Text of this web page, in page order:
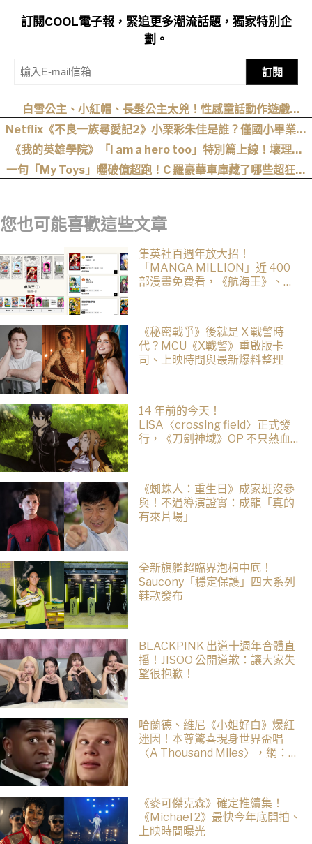
訂閱COOL電子報，緊追更多潮流話題，獨家特別企
劃。
訂閱
白雪公主、小紅帽、長髮公主太兇！性感童話動作遊戲
《Swords & Slippers》Steam 頁面公開
Netflix《不良一族尋愛記2》小栗彩朱佳是誰？僅國小畢業人
生超戲劇化，IG、背景一次認識
《我的英雄學院》「I am a hero too」特別篇上線！壞理版
〈Hero too〉正式公開！
一句「My Toys」曬破億超跑！C 羅豪華車庫藏了哪些超狂神
您也可能喜歡這些文章
集英社百週年放大招！
「MANGA MILLION」近 400
部漫畫免費看，《航海王》、
《秘密戰爭》後就是 X 戰警時
代？MCU《X戰警》重啟版卡
司、上映時間與最新爆料整理
14 年前的今天！
LiSA〈crossing field〉正式發
行，《刀劍神域》OP 不只熱血還
《蜘蛛人：重生日》成家班沒參
與！不過導演證實：成龍「真的
有來片場」
全新旗艦超臨界泡棉中底！
Saucony「穩定保護」四大系列
鞋款發布
BLACKPINK 出道十週年合體直
播！JISOO 公開道歉：讓大家失
望很抱歉！
哈蘭德、維尼《小姐好白》爆紅
迷因！本尊驚喜現身世界盃唱
〈A Thousand Miles〉，網：文
《麥可傑克森》確定推續集！
《Michael 2》最快今年底開拍、
上映時間曝光